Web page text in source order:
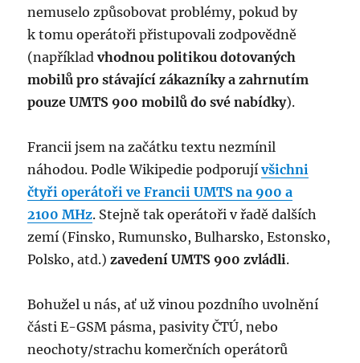
nemuselo způsobovat problémy, pokud by
k tomu operátoři přistupovali zodpovědně
(napříkladvhodnou politikou dotovaných
mobilů pro stávající zákazníky a zahrnutím
pouze UMTS 900 mobilů do své nabídky).
Francii jsem na začátku textu nezmínil
náhodou. Podle Wikipedie podporujívšichni
čtyři operátoři ve Francii UMTS na 900 a
2100 MHz. Stejně tak operátoři v řadě dalších
zemí (Finsko, Rumunsko, Bulharsko, Estonsko,
Polsko, atd.)zavedení UMTS 900 zvládli.
Bohužel u nás, ať už vinou pozdního uvolnění
části E-GSM pásma, pasivity ČTÚ, nebo
neochoty/strachu komerčních operátorů